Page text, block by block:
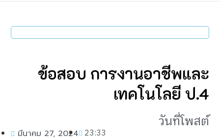
ข้อสอบ การงานอาชีพและ
เทคโนโลยี ป.4
วันที่โพสต์
มีนาคม 27, 2024 23:33